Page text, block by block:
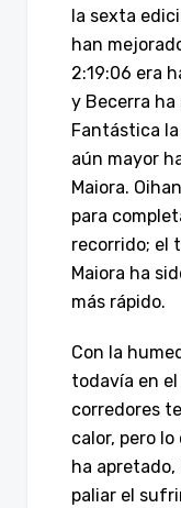
la sexta
han
2:19:06 era
y Becerra ha
Fantástica
aún mayor
Maiora.
para
recorrido; el
Maiora ha
más rápido.
Con la
todavía en
corredores
calor, pero
ha
paliar el